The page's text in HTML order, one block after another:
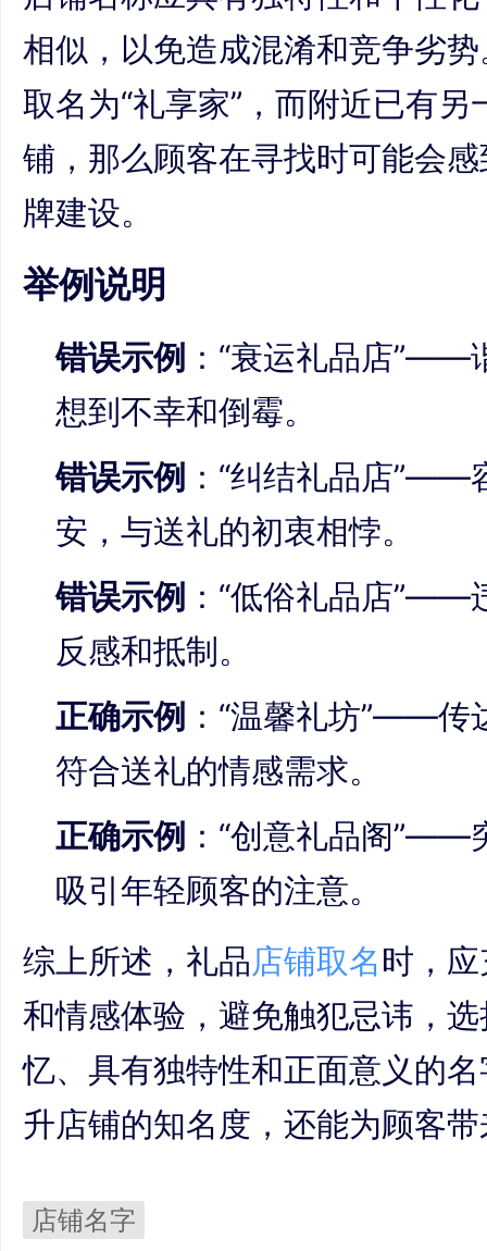
相似，以免造成混淆和竞争劣
取名为“礼享家”，而附近已有另
铺，那么顾客在寻找时可能会
牌建设。
举例说明
错误示例 ：“衰运礼品店”——
想到不幸和倒霉。
错误示例 ：“纠结礼品店”——
安，与送礼的初衷相悖。
错误示例 ：“低俗礼品店”——
反感和抵制。
正确示例 ：“温馨礼坊”——传
符合送礼的情感需求。
正确示例 ：“创意礼品阁”——
吸引年轻顾客的注意。
综上所述，礼品店铺取名时，
和情感体验，避免触犯忌讳，
忆、具有独特性和正面意义的
升店铺的知名度，还能为顾客
店铺名字